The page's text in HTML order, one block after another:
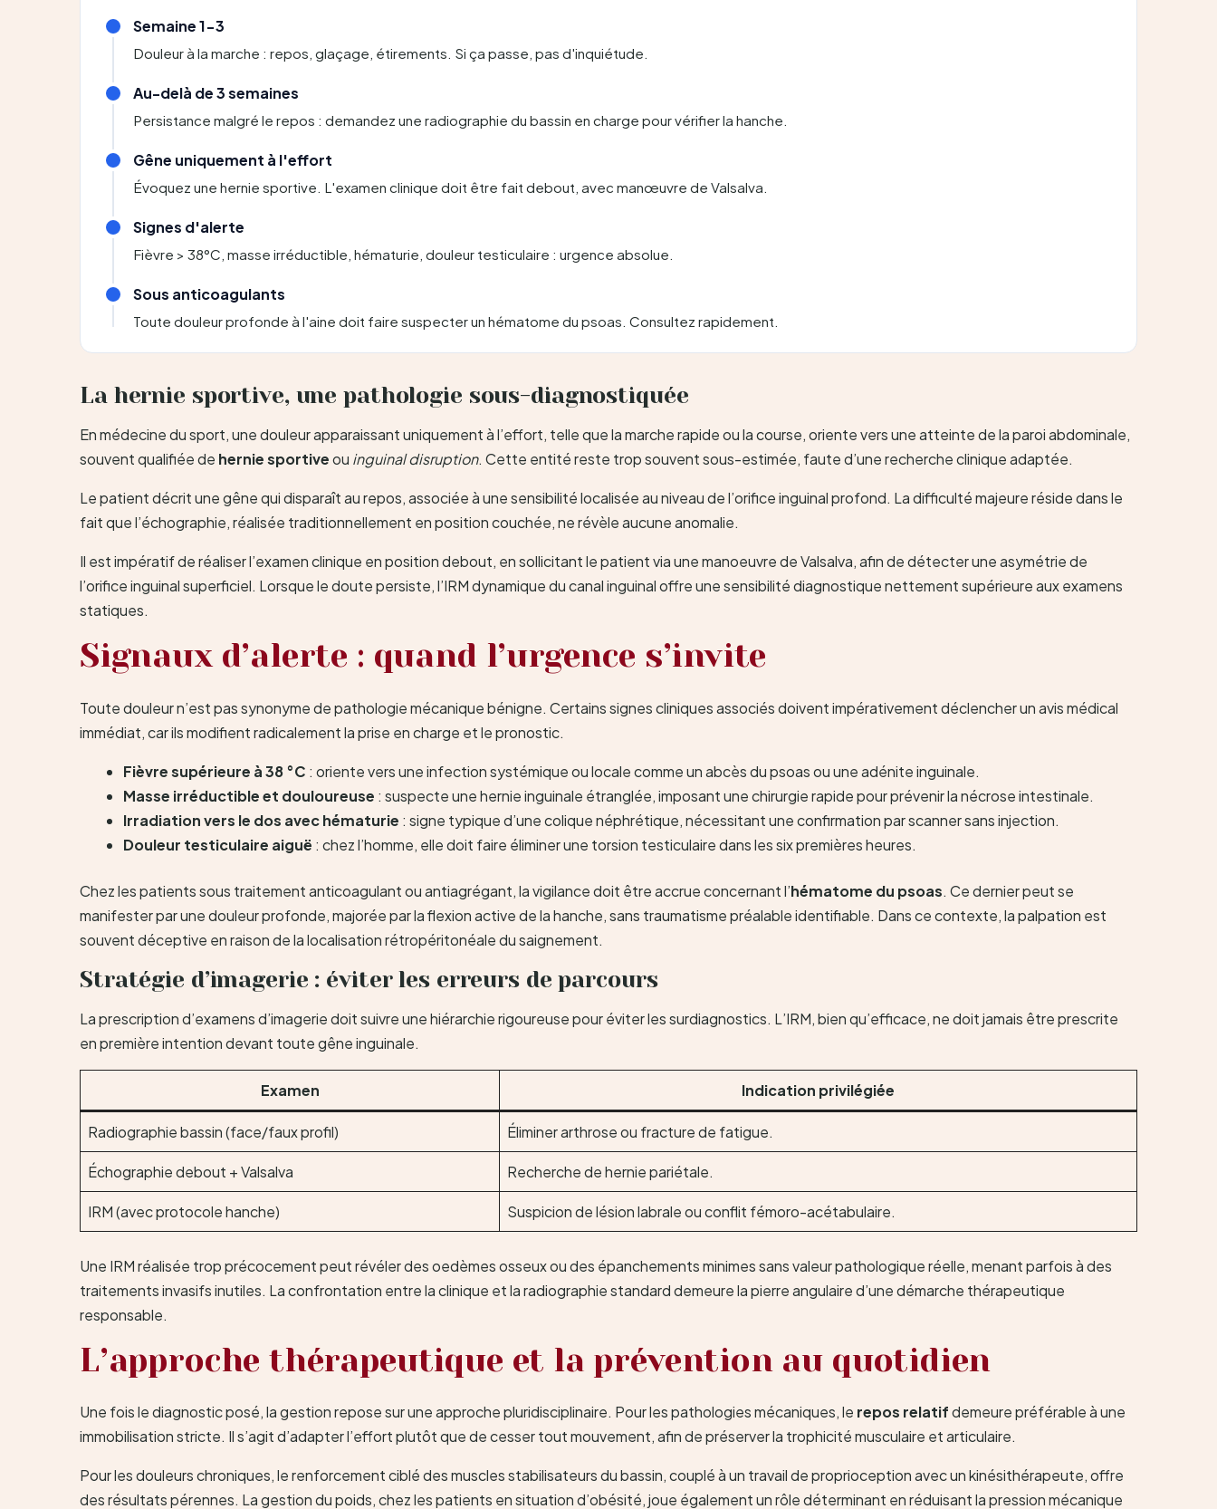
Semaine 1-3
Douleur à la marche : repos, glaçage, étirements. Si ça passe, pas d'inquiétude.
Au-delà de 3 semaines
Persistance malgré le repos : demandez une radiographie du bassin en charge pour vérifier la hanche.
Gêne uniquement à l'effort
Évoquez une hernie sportive. L'examen clinique doit être fait debout, avec manœuvre de Valsalva.
Signes d'alerte
Fièvre > 38°C, masse irréductible, hématurie, douleur testiculaire : urgence absolue.
Sous anticoagulants
Toute douleur profonde à l'aine doit faire suspecter un hématome du psoas. Consultez rapidement.
La hernie sportive, une pathologie sous-diagnostiquée
En médecine du sport, une douleur apparaissant uniquement à l’effort, telle que la marche rapide ou la course, oriente vers une atteinte de la paroi abdominale,
souvent qualifiée de hernie sportiveou inguinal disruption. Cette entité reste trop souvent sous-estimée, faute d’une recherche clinique adaptée.
Le patient décrit une gêne qui disparaît au repos, associée à une sensibilité localisée au niveau de l’orifice inguinal profond. La difficulté majeure réside dans le
fait que l’échographie, réalisée traditionnellement en position couchée, ne révèle aucune anomalie.
Il est impératif de réaliser l’examen clinique en position debout, en sollicitant le patient via une manoeuvre de Valsalva, afin de détecter une asymétrie de
l’orifice inguinal superficiel. Lorsque le doute persiste, l’IRM dynamique du canal inguinal offre une sensibilité diagnostique nettement supérieure aux examens
statiques.
Signaux d’alerte : quand l’urgence s’invite
Toute douleur n’est pas synonyme de pathologie mécanique bénigne. Certains signes cliniques associés doivent impérativement déclencher un avis médical
immédiat, car ils modifient radicalement la prise en charge et le pronostic.
Fièvre supérieure à 38 °C : oriente vers une infection systémique ou locale comme un abcès du psoas ou une adénite inguinale.
Masse irréductible et douloureuse : suspecte une hernie inguinale étranglée, imposant une chirurgie rapide pour prévenir la nécrose intestinale.
Irradiation vers le dos avec hématurie : signe typique d’une colique néphrétique, nécessitant une confirmation par scanner sans injection.
Douleur testiculaire aiguë : chez l’homme, elle doit faire éliminer une torsion testiculaire dans les six premières heures.
Chez les patients sous traitement anticoagulant ou antiagrégant, la vigilance doit être accrue concernant l’hématome du psoas. Ce dernier peut se
manifester par une douleur profonde, majorée par la flexion active de la hanche, sans traumatisme préalable identifiable. Dans ce contexte, la palpation est
souvent déceptive en raison de la localisation rétropéritonéale du saignement.
Stratégie d’imagerie : éviter les erreurs de parcours
La prescription d’examens d’imagerie doit suivre une hiérarchie rigoureuse pour éviter les surdiagnostics. L’IRM, bien qu’efficace, ne doit jamais être prescrite
en première intention devant toute gêne inguinale.
Examen Indication privilégiée
Radiographie bassin (face/faux profil) Éliminer arthrose ou fracture de fatigue.
Échographie debout + Valsalva Recherche de hernie pariétale.
IRM (avec protocole hanche) Suspicion de lésion labrale ou conflit fémoro-acétabulaire.
Une IRM réalisée trop précocement peut révéler des oedèmes osseux ou des épanchements minimes sans valeur pathologique réelle, menant parfois à des
traitements invasifs inutiles. La confrontation entre la clinique et la radiographie standard demeure la pierre angulaire d’une démarche thérapeutique
responsable.
L’approche thérapeutique et la prévention au quotidien
Une fois le diagnostic posé, la gestion repose sur une approche pluridisciplinaire. Pour les pathologies mécaniques, le repos relatifdemeure préférable à une
immobilisation stricte. Il s’agit d’adapter l’effort plutôt que de cesser tout mouvement, afin de préserver la trophicité musculaire et articulaire.
Pour les douleurs chroniques, le renforcement ciblé des muscles stabilisateurs du bassin, couplé à un travail de proprioception avec un kinésithérapeute, offre
des résultats pérennes. La gestion du poids, chez les patients en situation d’obésité, joue également un rôle déterminant en réduisant la pression mécanique